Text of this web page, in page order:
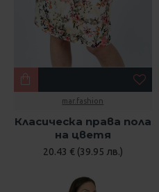
mar.fashion
Класическа права пола
на цветя
20.43 € (39.95 лв.)